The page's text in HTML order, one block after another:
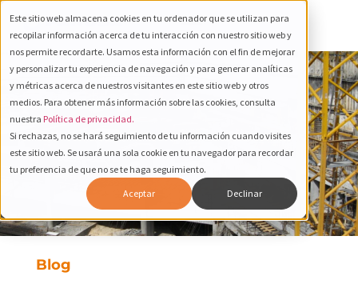
Este sitio web almacena cookies en tu ordenador que se utilizan para
recopilar información acerca de tu interacción con nuestro sitio web y
nos permite recordarte. Usamos esta información con el fin de mejorar
y personalizar tu experiencia de navegación y para generar analíticas
y métricas acerca de nuestros visitantes en este sitio web y otros
medios. Para obtener más información sobre las cookies, consulta
nuestra Política de privacidad.
Si rechazas, no se hará seguimiento de tu información cuando visites
este sitio web. Se usará una sola cookie en tu navegador para recordar
tu preferencia de que no se te haga seguimiento.
Aceptar Declinar
Blog